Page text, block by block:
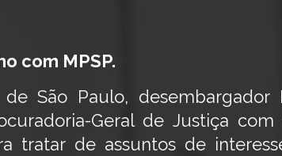
com MPSP.
São Paulo, desembargador
Geral de Justiça
tratar de assuntos de